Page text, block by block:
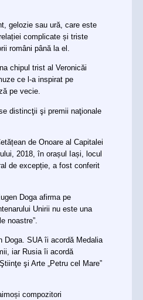
gelozie sau ură, care este
complicate și triste
români până la el.
chipul trist al Veronicăi
ce l-a inspirat pe
pe vecie.
distincţii şi premii naţionale
de Onoare al Capitalei
2018, în orașul Iași, locul
de excepție, a fost conferit
Doga afirma pe
Unirii nu este una
noastre”.
Doga. SUA îi acordă Medalia
iar Rusia îi acordă
şi Arte „Petru cel Mare”
compozitori